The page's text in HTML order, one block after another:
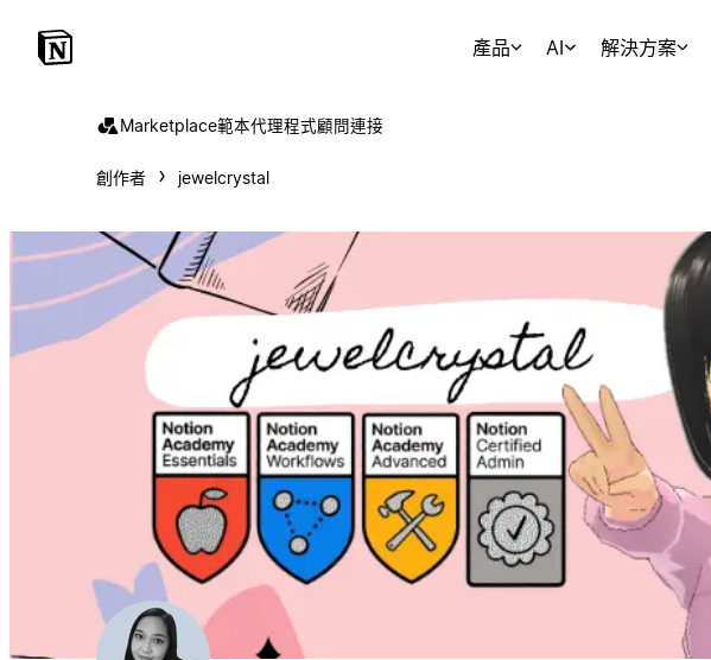
產品 AI 解決方案
Marketplace範本代理程式顧問連接
創作者 jewelcrystal